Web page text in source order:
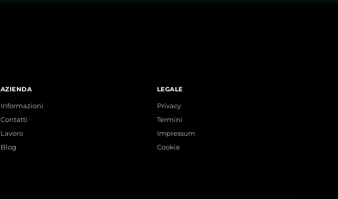
AZIENDA
Informazioni
Contatti
Lavoro
Blog
LEGALE
Privacy
Termini
Impressum
Cookie